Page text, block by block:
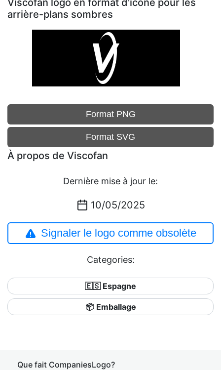
Viscofan logo en format d'icone pour les
arrière-plans sombres
Format PNG
Format SVG
À propos de Viscofan
Dernière mise à jour le:
10/05/2025
Signaler le logo comme obsolète
Categories:
🇪🇸 Espagne
📦 Emballage
Que fait CompaniesLogo?